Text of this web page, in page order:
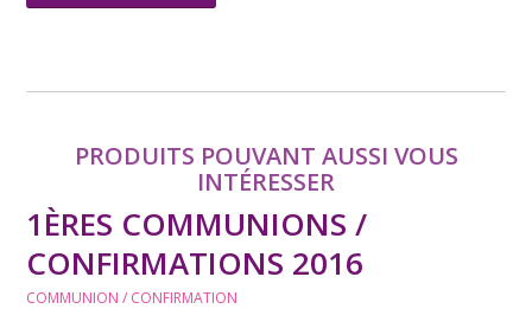
PRODUITS POUVANT AUSSI VOUS
INTÉRESSER
1ÈRES COMMUNIONS /
CONFIRMATIONS 2016
COMMUNION / CONFIRMATION